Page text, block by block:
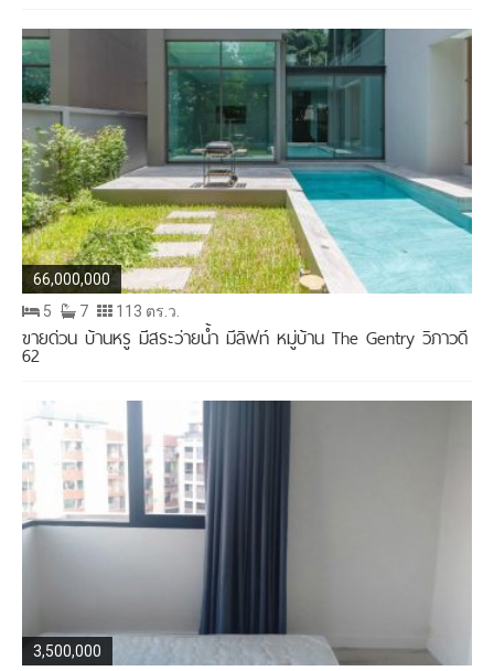
66,000,000
5
7 113 ตร.ว.
ขายด่วน บ้านหรู มีสระว่ายน้ำ มีลิฟท์ หมู่บ้าน The Gentry วิภาวดี
62
3,500,000